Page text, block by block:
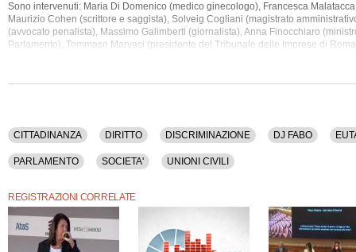
Sono intervenuti: Maria Di Domenico (medico ginecologo), Francesca
Maurizio Cohen (scrittore e saggista), Solveig Cogliani (magistrato
(avvocato penalista), Massimo Galimberti (giornalista), Anna Finocchiaro
Parlamento), Tommaso Marvasi (presidente del Tribunale delle Imprese di
Cassazione), Gian Vittorio Cafagno (presidente Insignum Associazione Cultura
Sono stati discussi i seguenti argomenti: Cittadinanza, Diritto, Discriminazione,
Giustizia, Magistratura, Matrimonio, Ministeri, Parlamento, Societa', Unioni Civili.
La registrazione video di questo convegno ha una durata di 2 ore e 46 minuti.
Il contenuto è disponibile anche nella sola versione audio.
CITTADINANZA DIRITTO DISCRIMINAZIONE DJ FABO
PARLAMENTO SOCIETA' UNIONI CIVILI
REGISTRAZIONI CORRELATE